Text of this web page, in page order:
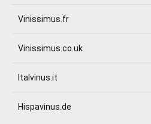
Vinissimus.fr
Vinissimus.co.uk
Italvinus.it
Hispavinus.de